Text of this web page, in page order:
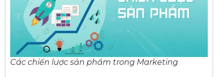
Các chiến lược sản phẩm trong Marketing